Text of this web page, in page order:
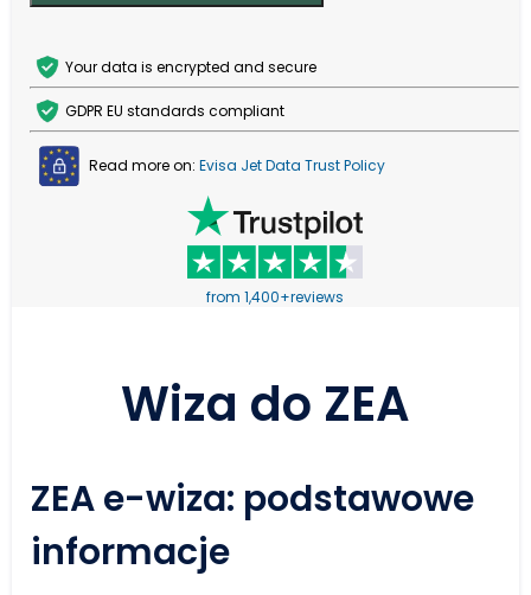
Wiza do ZEA
ZEA e-wiza: podstawowe
informacje
Your data is encrypted and secure
GDPR EU standards compliant
Read more on: Evisa Jet Data Trust Policy
from 1,400+reviews